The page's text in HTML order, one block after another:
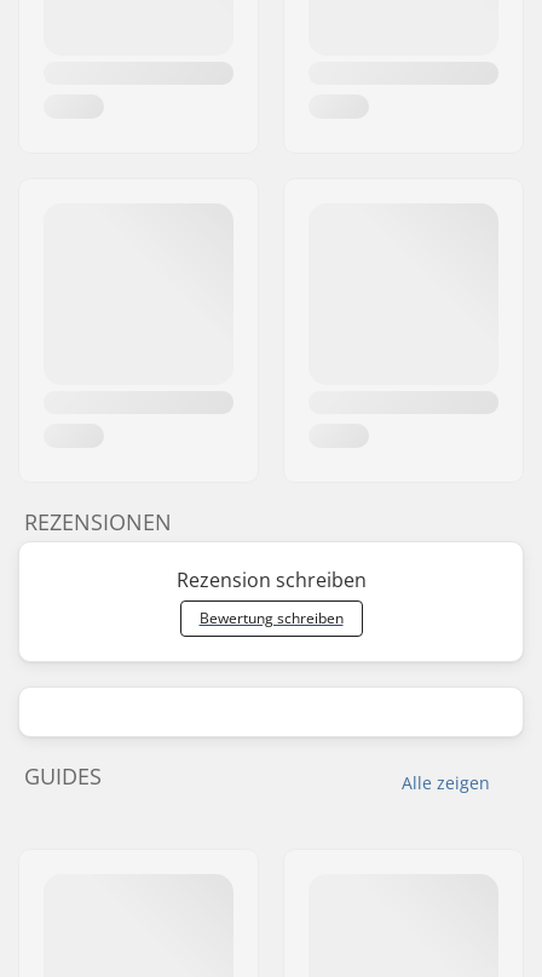
REZENSIONEN
Rezension schreiben
Bewertung schreiben
Alle zeigen
GUIDES